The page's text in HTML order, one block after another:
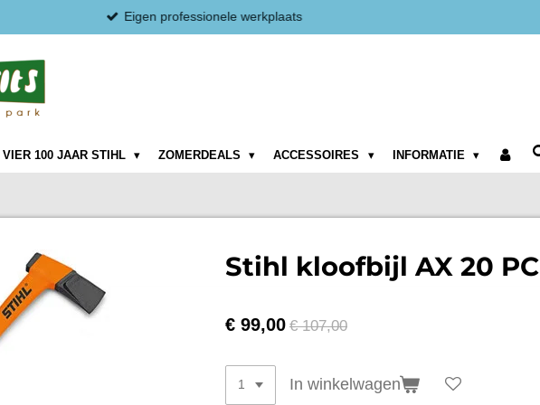
Eigen professionele werkplaats
VIER 100 JAAR STIHL ZOMERDEALS ACCESSOIRES INFORMATIE
Stihl kloofbijl AX 20 PC
€ 99,00 € 107,00
In winkelwagen